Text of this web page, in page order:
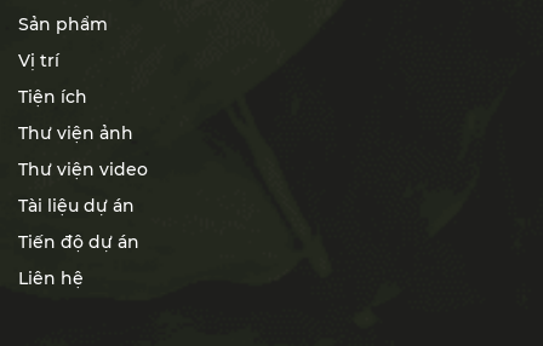
Sản phẩm
Vị trí
Tiện ích
Thư viện ảnh
Thư viện video
Tài liệu dự án
Tiến độ dự án
Liên hệ